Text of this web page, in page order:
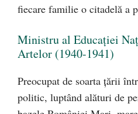
fiecare familie o citadelă a
Ministru al Educației
Artelor (1940-1941)
Preocupat de soarta țării
politic, luptând alături de